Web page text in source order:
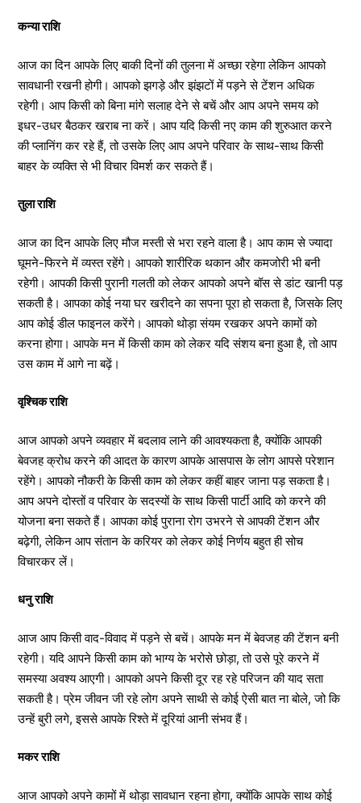
कन्या राशि
आज का दिन आपके लिए बाकी दिनों की तुलना में अच्छा रहेगा लेकिन आपको
सावधानी रखनी होगी। आपको झगड़े और झंझटों में पड़ने से टेंशन अधिक
रहेगी। आप किसी को बिना मांगे सलाह देने से बचें और आप अपने समय को
इधर-उधर बैठकर खराब ना करें। आप यदि किसी नए काम की शुरुआत करने
की प्लानिंग कर रहे हैं, तो उसके लिए आप अपने परिवार के साथ-साथ किसी
बाहर के व्यक्ति से भी विचार विमर्श कर सकते हैं।
तुला राशि
आज का दिन आपके लिए मौज मस्ती से भरा रहने वाला है। आप काम से ज्यादा
घूमने-फिरने में व्यस्त रहेंगे। आपको शारीरिक थकान और कमजोरी भी बनी
रहेगी। आपकी किसी पुरानी गलती को लेकर आपको अपने बॉस से डांट खानी पड़
सकती है। आपका कोई नया घर खरीदने का सपना पूरा हो सकता है, जिसके लिए
आप कोई डील फाइनल करेंगे। आपको थोड़ा संयम रखकर अपने कामों को
करना होगा। आपके मन में किसी काम को लेकर यदि संशय बना हुआ है, तो आप
उस काम में आगे ना बढ़ें।
वृश्चिक राशि
आज आपको अपने व्यवहार में बदलाव लाने की आवश्यकता है, क्योंकि आपकी
बेवजह क्रोध करने की आदत के कारण आपके आसपास के लोग आपसे परेशान
रहेंगे। आपको नौकरी के किसी काम को लेकर कहीं बाहर जाना पड़ सकता है।
आप अपने दोस्तों व परिवार के सदस्यों के साथ किसी पार्टी आदि को करने की
योजना बना सकते हैं। आपका कोई पुराना रोग उभरने से आपकी टेंशन और
बढ़ेगी, लेकिन आप संतान के करियर को लेकर कोई निर्णय बहुत ही सोच
विचारकर लें।
धनु राशि
आज आप किसी वाद-विवाद में पड़ने से बचें। आपके मन में बेवजह की टेंशन बनी
रहेगी। यदि आपने किसी काम को भाग्य के भरोसे छोड़ा, तो उसे पूरे करने में
समस्या अवश्य आएगी। आपको अपने किसी दूर रह रहे परिजन की याद सता
सकती है। प्रेम जीवन जी रहे लोग अपने साथी से कोई ऐसी बात ना बोले, जो कि
उन्हें बुरी लगे, इससे आपके रिश्ते में दूरियां आनी संभव हैं।
मकर राशि
आज आपको अपने कामों में थोड़ा सावधान रहना होगा, क्योंकि आपके साथ कोई